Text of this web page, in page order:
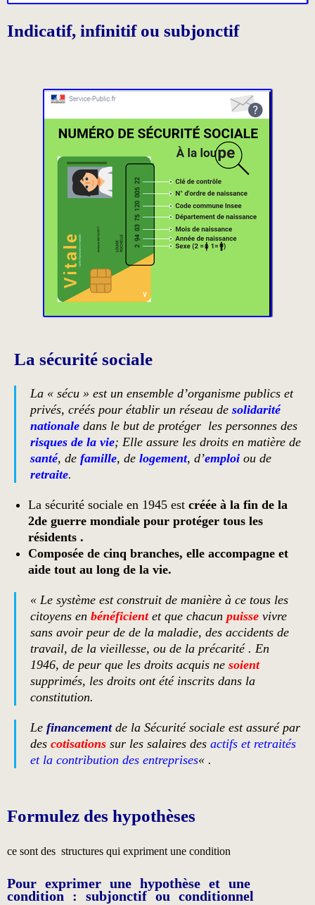
Indicatif, infinitif ou subjonctif
La sécurité sociale
La « sécu » est un ensemble d’organisme publics et
privés, créés pour établir un réseau de solidarité
nationale dans le but de protéger les personnes des
risques de la vie; Elle assure les droits en matière de
santé, de famille, de logement, d’emploi ou de
retraite.
La sécurité sociale en 1945 est créée à la fin de la
2de guerre mondiale pour protéger tous les
résidents .
Composée de cinq branches, elle accompagne et
aide tout au long de la vie.
« Le système est construit de manière à ce tous les
citoyens en bénéficientet que chacun puisse vivre
sans avoir peur de de la maladie, des accidents de
travail, de la vieillesse, ou de la précarité . En
1946, de peur que les droits acquis ne soient
supprimés, les droits ont été inscrits dans la
constitution.
Le financementde la Sécurité sociale est assuré par
des cotisations sur les salaires des actifs et retraités
et la contribution des entreprises« .
Formulez des hypothèses
ce sont des structures qui expriment une condition
Pour exprimer une hypothèse et une
condition : subjonctif ou conditionnel